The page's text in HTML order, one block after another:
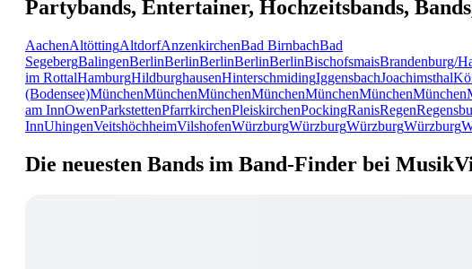
Partybands, Entertainer, Hochzeitsbands,
AachenAltöttingAltdorfAnzenkirchenBad BirnbachBad
SegebergBalingenBerlinBerlinBerlinBerlinBerlinBischofsmaisBrandenburg/
im RottalHamburgHildburghausenHinterschmidingIggensbachJoachimsthal
(Bodensee)MünchenMünchenMünchenMünchenMünchenMünchenMünchen
am InnOwenParkstettenPfarrkirchenPleiskirchenPockingRanisRegen
InnUhingenVeitshöchheimVilshofenWürzburgWürzburgWürzburgWürzburg
Die neuesten Bands im Band-Finder bei